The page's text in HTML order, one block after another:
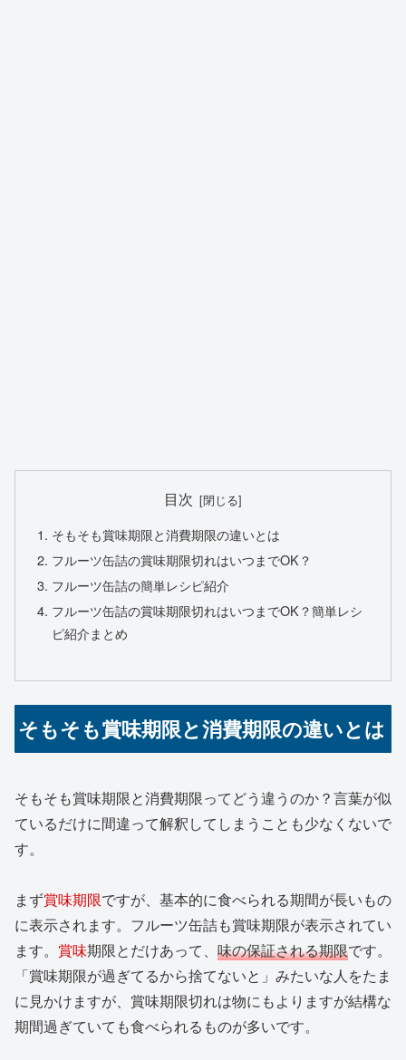
目次
そもそも賞味期限と消費期限の違いとは
フルーツ缶詰の賞味期限切れはいつまでOK？
フルーツ缶詰の簡単レシピ紹介
フルーツ缶詰の賞味期限切れはいつまでOK？簡単レシ
ピ紹介まとめ
そもそも賞味期限と消費期限の違いとは
そもそも賞味期限と消費期限ってどう違うのか？言葉が似
ているだけに間違って解釈してしまうことも少なくないで
す。
まず賞味期限ですが、基本的に食べられる期間が長いもの
に表示されます。フルーツ缶詰も賞味期限が表示されてい
ます。 賞味期限とだけあって、 味の保証される期限です。
「賞味期限が過ぎてるから捨てないと」みたいな人をたま
に見かけますが、賞味期限切れは物にもよりますが結構な
期間過ぎていても食べられるものが多いです。